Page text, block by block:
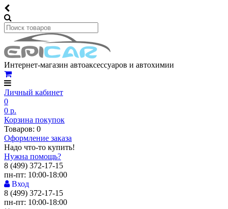
Интернет-магазин автоаксессуаров и автохимии
Личный кабинет
0
0 р.
Корзина покупок
Товаров: 0
Оформление заказа
Надо что-то купить!
Нужна помощь?
8 (499) 372-17-15
пн-пт: 10:00-18:00
Вход
8 (499) 372-17-15
пн-пт: 10:00-18:00